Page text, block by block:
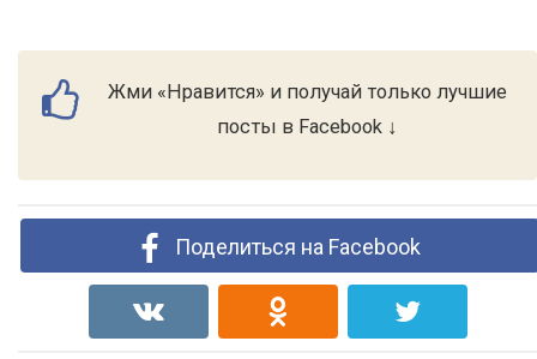
Жми «Нравится» и получай только лучшие
посты в Facebook ↓
Поделиться на Facebook